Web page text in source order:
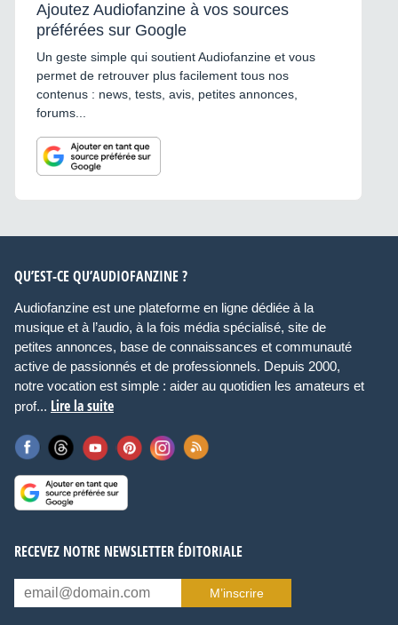
Ajoutez Audiofanzine à vos sources
préférées sur Google
Un geste simple qui soutient Audiofanzine et vous
permet de retrouver plus facilement tous nos
contenus : news, tests, avis, petites annonces,
forums...
QU’EST-CE QU’AUDIOFANZINE ?
Audiofanzine est une plateforme en ligne dédiée à la
musique et à l’audio, à la fois média spécialisé, site de
petites annonces, base de connaissances et communauté
active de passionnés et de professionnels. Depuis 2000,
notre vocation est simple : aider au quotidien les amateurs et
prof... Lire la suite
RECEVEZ NOTRE NEWSLETTER ÉDITORIALE
M’inscrire